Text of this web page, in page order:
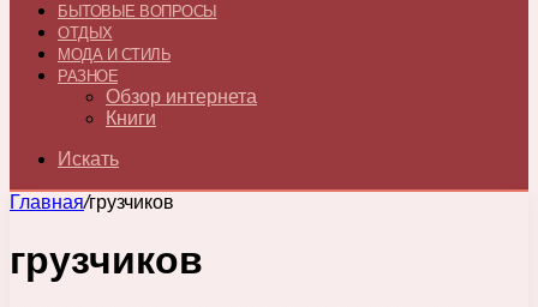
БЫТОВЫЕ ВОПРОСЫ
ОТДЫХ
МОДА И СТИЛЬ
РАЗНОЕ
Обзор интернета
Книги
Искать
Главная/грузчиков
грузчиков